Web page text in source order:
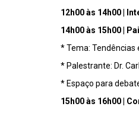
12h00 às 14h00 |
14h00 às 15h00 |
* Tema: Tendências
* Palestrante: Dr.
* Espaço para
15h00 às 16h00 |